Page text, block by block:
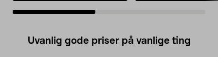
Uvanlig gode priser på vanlige ting